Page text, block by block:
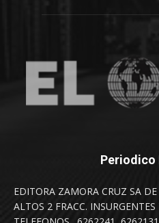
Periodico
EDITORA ZAMORA CRUZ SA
ALTOS 2 FRACC.